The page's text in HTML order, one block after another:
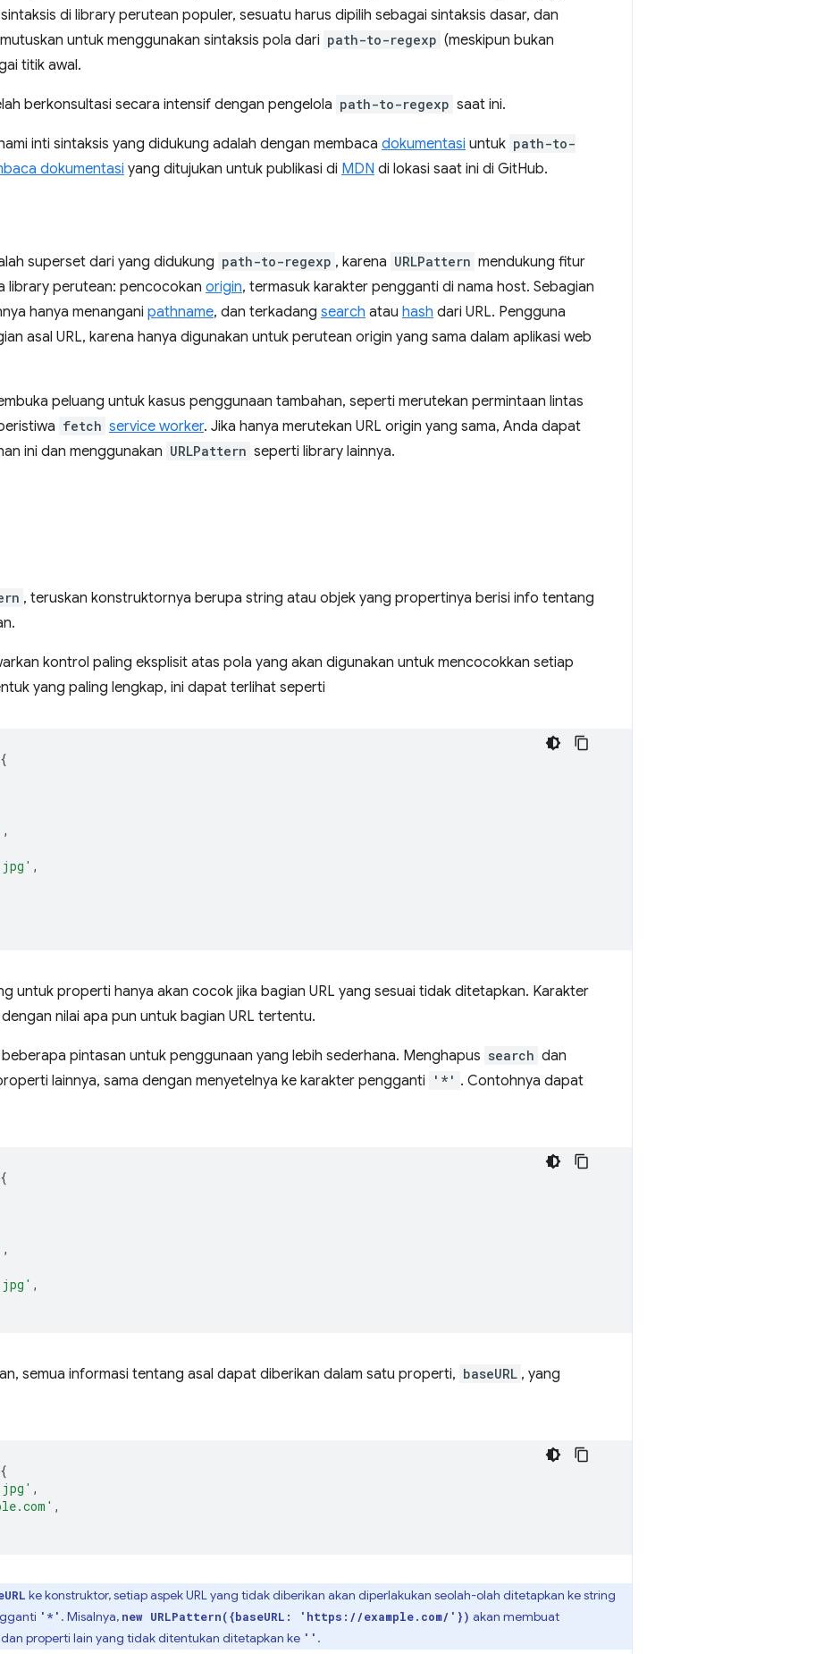
di library perutean populer, sesuatu harus dipilih sebagai sintaksis dasar, dan
untuk menggunakan sintaksis pola dari path-to-regexp (meskipun bukan
titik awal.
berkonsultasi secara intensif dengan pengelola path-to-regexp saat ini.
inti sintaksis yang didukung adalah dengan membaca dokumentasi untuk path-to-
dokumentasi yang ditujukan untuk publikasi di MDN di lokasi saat ini di GitHub.
superset dari yang didukung path-to-regexp , karena URLPattern mendukung fitur
library perutean: pencocokan origin, termasuk karakter pengganti di nama host. Sebagian
hanya menangani pathname, dan terkadang search atau hash dari URL. Pengguna
asal URL, karena hanya digunakan untuk perutean origin yang sama dalam aplikasi web
peluang untuk kasus penggunaan tambahan, seperti merutekan permintaan lintas
fetch service worker. Jika hanya merutekan URL origin yang sama, Anda dapat
ini dan menggunakan URLPattern seperti library lainnya.
, teruskan konstruktornya berupa string atau objek yang propertinya berisi info tentang
kontrol paling eksplisit atas pola yang akan digunakan untuk mencocokkan setiap
yang paling lengkap, ini dapat terlihat seperti
,
,
untuk properti hanya akan cocok jika bagian URL yang sesuai tidak ditetapkan. Karakter
nilai apa pun untuk bagian URL tertentu.
pintasan untuk penggunaan yang lebih sederhana. Menghapus search dan
lainnya, sama dengan menyetelnya ke karakter pengganti '*' . Contohnya dapat
,
,
semua informasi tentang asal dapat diberikan dalam satu properti, baseURL , yang
,
,
ke konstruktor, setiap aspek URL yang tidak diberikan akan diperlakukan seolah-olah ditetapkan ke string
'*' . Misalnya, new URLPattern({baseURL: 'https://example.com/'}) akan membuat
dan properti lain yang tidak ditentukan ditetapkan ke '' .